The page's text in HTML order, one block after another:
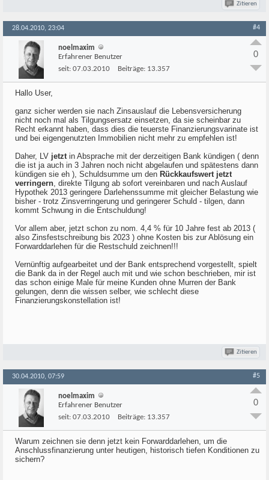
Zitieren
28.04.2010, 23:04 #4
noelmaxim
Erfahrener Benutzer
seit: 07.03.2010 Beiträge: 13.357
0
Hallo User,
ganz sicher werden sie nach Zinsauslauf die Lebensversicherung
nicht noch mal als Tilgungsersatz einsetzen, da sie scheinbar zu
Recht erkannt haben, dass dies die teuerste Finanzierungsvarinate ist
und bei eigengenutzten Immobilien nicht mehr zu empfehlen ist!
Daher, LV jetztin Absprache mit der derzeitigen Bank kündigen ( denn
die ist ja auch in 3 Jahren noch nicht abgelaufen und spätestens dann
kündigen sie eh ), Schuldsumme um den Rückkaufswert jetzt
verringern, direkte Tilgung ab sofort vereinbaren und nach Auslauf
Hypothek 2013 geringere Darlehenssumme mit gleicher Belastung wie
bisher - trotz Zinsverringerung und geringerer Schuld - tilgen, dann
kommt Schwung in die Entschuldung!
Vor allem aber, jetzt schon zu nom. 4,4 % für 10 Jahre fest ab 2013 (
also Zinsfestschreibung bis 2023 ) ohne Kosten bis zur Ablösung ein
Forwarddarlehen für die Restschuld zeichnen!!!
Vernünftig aufgearbeitet und der Bank entsprechend vorgestellt, spielt
die Bank da in der Regel auch mit und wie schon beschrieben, mir ist
das schon einige Male für meine Kunden ohne Murren der Bank
gelungen, denn die wissen selber, wie schlecht diese
Finanzierungskonstellation ist!
Zitieren
30.04.2010, 07:59 #5
noelmaxim
Erfahrener Benutzer
seit: 07.03.2010 Beiträge: 13.357
0
Warum zeichnen sie denn jetzt kein Forwarddarlehen, um die
Anschlussfinanzierung unter heutigen, historisch tiefen Konditionen zu
sichern?